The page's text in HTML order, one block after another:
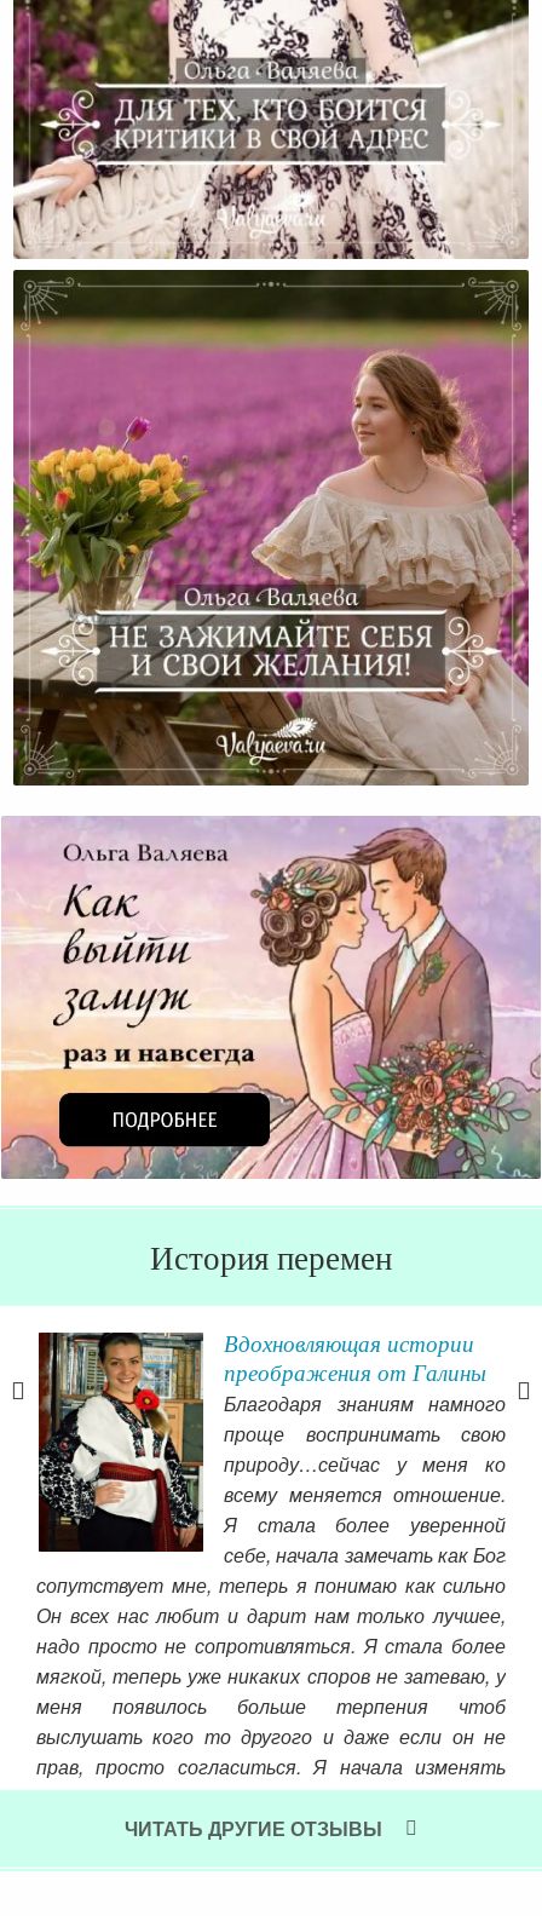
Для Тех, Кто Боится Критики В Свой Адрес
Не Зажимайте Себя И Свои Желания!
История перемен
Вдохновляющая истории
преображения от Галины
Благодаря знаниям намного
проще воспринимать свою
природу…сейчас у меня ко
всему меняется отношение.
Я стала более уверенной
себе, начала замечать как Бог
сопутствует мне, теперь я понимаю как сильно
Он всех нас любит и дарит нам только лучшее,
надо просто не сопротивляться. Я стала более
мягкой, теперь уже никаких споров не затеваю, у
меня появилось больше терпения чтоб
выслушать кого то другого и даже если он не
прав, просто согласиться. Я начала изменять
мелочи и вижу как потихонечку меняется моя
Читать далее »
ЧИТАТЬ ДРУГИЕ ОТЗЫВЫ